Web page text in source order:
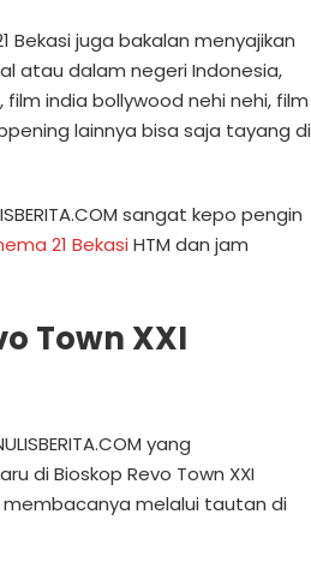
Bekasi juga bakalan menyajikan
atau dalam negeri Indonesia,
india bollywood nehi nehi, film
lainnya bisa saja tayang di
sangat kepo pengin
21 Bekasi HTM dan jam
Town XXI
yang
di Bioskop Revo Town XXI
membacanya melalui tautan di